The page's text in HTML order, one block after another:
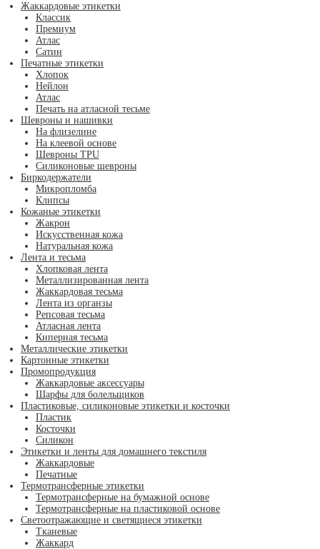
Жаккардовые этикетки
Классик
Премиум
Атлас
Сатин
Печатные этикетки
Хлопок
Нейлон
Атлас
Печать на атласной тесьме
Шевроны и нашивки
На флизелине
На клеевой основе
Шевроны TPU
Силиконовые шевроны
Биркодержатели
Микропломба
Клипсы
Кожаные этикетки
Жакрон
Искусственная кожа
Натуральная кожа
Лента и тесьма
Хлопковая лента
Металлизированная лента
Жаккардовая тесьма
Лента из органзы
Репсовая тесьма
Атласная лента
Киперная тесьма
Металлические этикетки
Картонные этикетки
Промопродукция
Жаккардовые аксессуары
Шарфы для болельщиков
Пластиковые, силиконовые этикетки и косточки
Пластик
Косточки
Силикон
Этикетки и ленты для домашнего текстиля
Жаккардовые
Печатные
Термотрансферные этикетки
Термотрансферные на бумажной основе
Термотрансферные на пластиковой основе
Светоотражающие и светящиеся этикетки
Тканевые
Жаккард